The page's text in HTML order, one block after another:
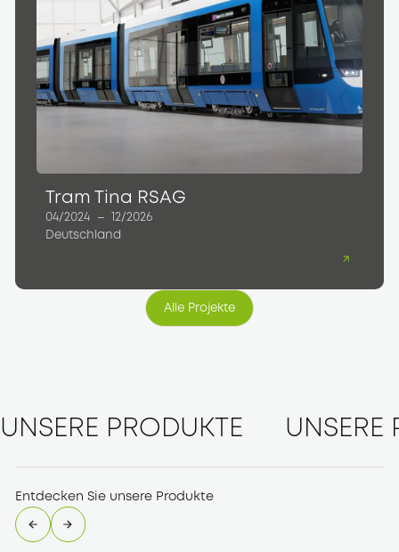
Tram Tina RSAG
04/2024 –
12/2026
Deutschland
Alle Projekte
Alle Projekte
UNSERE PRODUKTE UNSERE
Entdecken Sie unsere Produkte